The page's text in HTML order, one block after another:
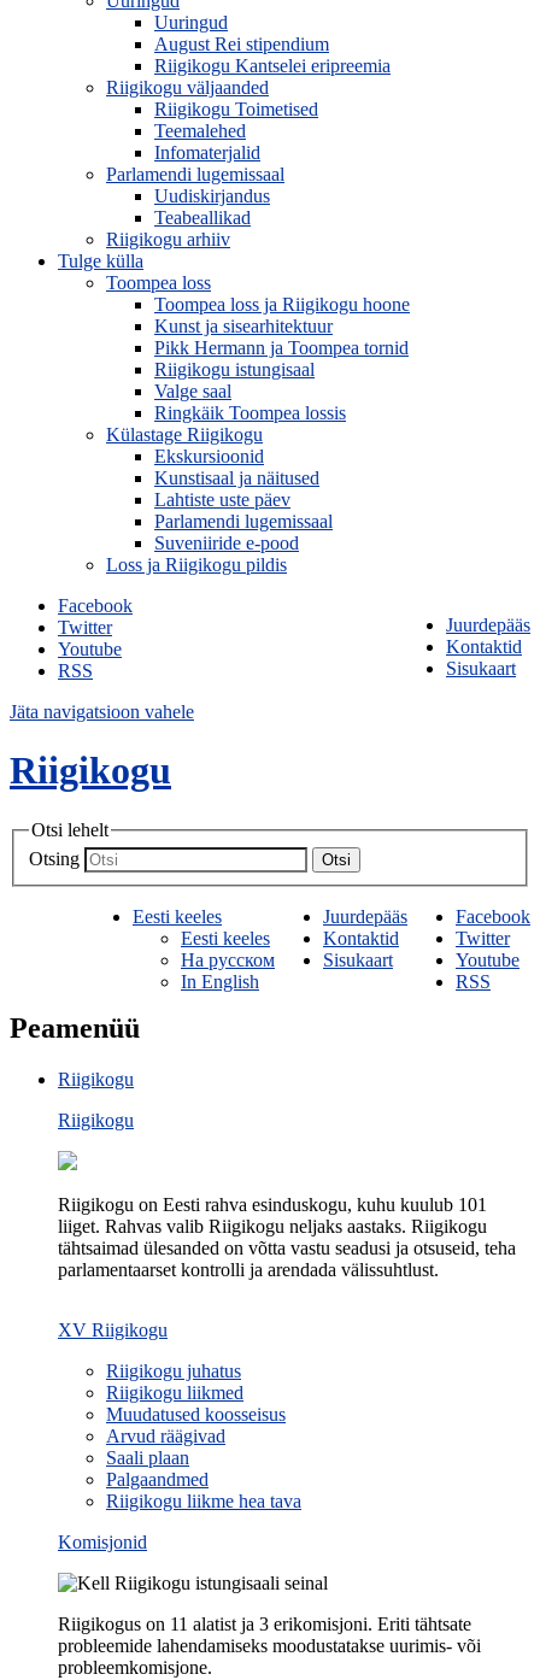
Uuringud
August Rei stipendium
Riigikogu Kantselei eripreemia
Riigikogu väljaanded
Riigikogu Toimetised
Teemalehed
Infomaterjalid
Parlamendi lugemissaal
Uudiskirjandus
Teabeallikad
Riigikogu arhiiv
Tulge külla
Toompea loss
Toompea loss ja Riigikogu hoone
Kunst ja sisearhitektuur
Pikk Hermann ja Toompea tornid
Riigikogu istungisaal
Valge saal
Ringkäik Toompea lossis
Külastage Riigikogu
Ekskursioonid
Kunstisaal ja näitused
Lahtiste uste päev
Parlamendi lugemissaal
Suveniiride e-pood
Loss ja Riigikogu pildis
Juurdepääs
Kontaktid
Sisukaart
Facebook
Twitter
Youtube
RSS
Jäta navigatsioon vahele
Riigikogu
Otsi lehelt
Otsing
Otsi
Facebook
Twitter
Youtube
RSS
Juurdepääs
Kontaktid
Sisukaart
Eesti keeles
Eesti keeles
На русском
In English
Peamenüü
Riigikogu
Riigikogu
Riigikogu on Eesti rahva esinduskogu, kuhu kuulub 101
liiget. Rahvas valib Riigikogu neljaks aastaks. Riigikogu
tähtsaimad ülesanded on võtta vastu seadusi ja otsuseid, teha
parlamentaarset kontrolli ja arendada välissuhtlust.
XV Riigikogu
Riigikogu juhatus
Riigikogu liikmed
Muudatused koosseisus
Arvud räägivad
Saali plaan
Palgaandmed
Riigikogu liikme hea tava
Komisjonid
Riigikogus on 11 alatist ja 3 erikomisjoni. Eriti tähtsate
probleemide lahendamiseks moodustatakse uurimis- või
probleemkomisjone.